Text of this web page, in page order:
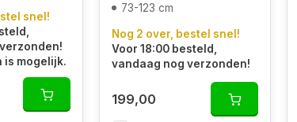
snel!
is mogelijk.
73-123 cm
Nog 2 over, bestel snel!
Voor 18:00 besteld,
vandaag nog verzonden!
199,00